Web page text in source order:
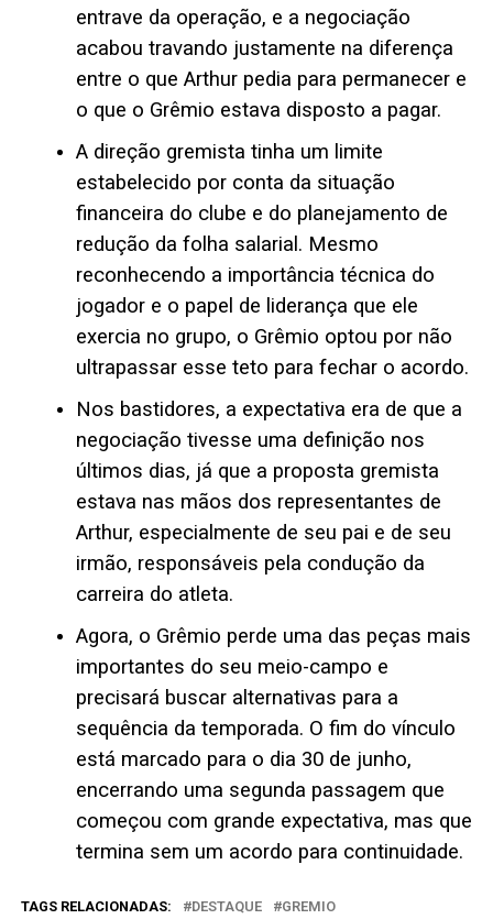
entrave da operação, e a negociação
acabou travando justamente na diferença
entre o que Arthur pedia para permanecer e
o que o Grêmio estava disposto a pagar.
A direção gremista tinha um limite
estabelecido por conta da situação
financeira do clube e do planejamento de
redução da folha salarial. Mesmo
reconhecendo a importância técnica do
jogador e o papel de liderança que ele
exercia no grupo, o Grêmio optou por não
ultrapassar esse teto para fechar o acordo.
Nos bastidores, a expectativa era de que a
negociação tivesse uma definição nos
últimos dias, já que a proposta gremista
estava nas mãos dos representantes de
Arthur, especialmente de seu pai e de seu
irmão, responsáveis pela condução da
carreira do atleta.
Agora, o Grêmio perde uma das peças mais
importantes do seu meio-campo e
precisará buscar alternativas para a
sequência da temporada. O fim do vínculo
está marcado para o dia 30 de junho,
encerrando uma segunda passagem que
começou com grande expectativa, mas que
termina sem um acordo para continuidade.
TAGS RELACIONADAS: DESTAQUE GREMIO